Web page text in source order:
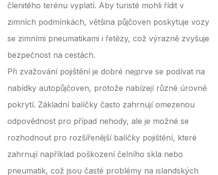
členitého terénu vyplatí. Aby turisté mohli řídit v
zimních podmínkách, většina půjčoven poskytuje vozy
se zimními pneumatikami i řetězy, což výrazně zvyšuje
bezpečnost na cestách.
Při zvažování pojištění je dobré nejprve se podívat na
nabídky autopůjčoven, protože nabízejí různé úrovně
pokrytí. Základní balíčky často zahrnují omezenou
odpovědnost pro případ nehody, ale je možné se
rozhodnout pro rozšířenější balíčky pojištění, které
zahrnují například poškození čelního skla nebo
pneumatik, což jsou časté problémy na islandských